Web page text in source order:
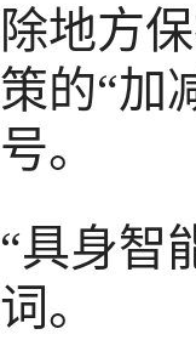
除地方
策的“加
号。
“具身智
词。